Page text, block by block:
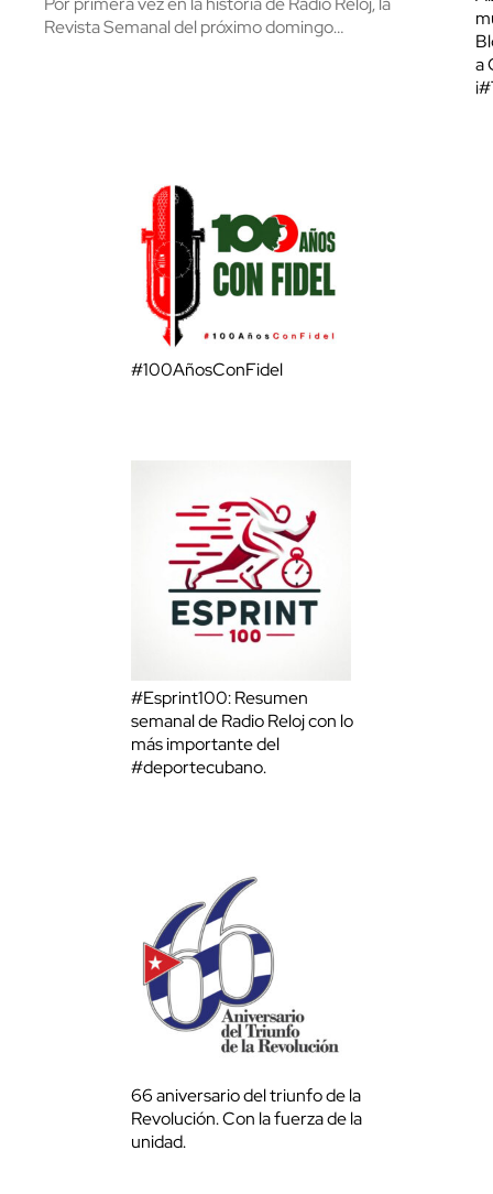
Revista Semanal del próximo domingo…
a
#100AñosConFidel
#Esprint100: Resumen
semanal de Radio Reloj con lo
más importante del
#deportecubano.
66 aniversario del triunfo de la
Revolución. Con la fuerza de la
unidad.